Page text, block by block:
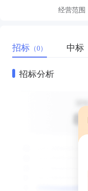
经营范围
招标 （0） 中标
招标分析